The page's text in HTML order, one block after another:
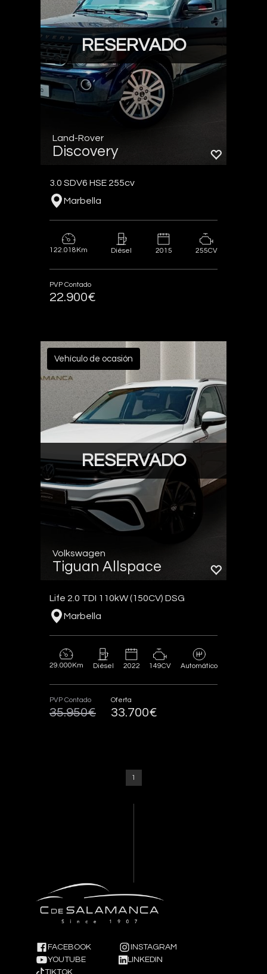
RESERVADO
Land-Rover
Discovery
3.0 SDV6 HSE 255cv
Marbella
122.018Km Diésel 2015 255CV
PVP Contado
22.900€
RESERVADO
Vehículo de ocasión
Volkswagen
Tiguan Allspace
Life 2.0 TDI 110kW (150CV) DSG
Marbella
29.000Km Diésel 2022 149CV Automático
PVP Contado
35.950€
Oferta
33.700€
1
FACEBOOK
INSTAGRAM
YOUTUBE
LINKEDIN
TIKTOK